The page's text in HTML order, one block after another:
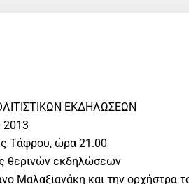
ΕΚΔΗΛΩΣΕΩΝ
2013
Τάφρου, ώρα 21.00
θερινών εκδηλώσεων
Μαλαξιανάκη και την ορχήστρα